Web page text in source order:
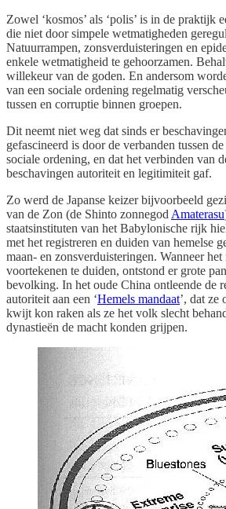
Zowel ‘kosmos’ als ‘polis’ is in de praktijk
die niet door simpele wetmatigheden
Natuurrampen, zonsverduisteringen en
enkele wetmatigheid te gehoorzamen.
willekeur van de goden. En andersom
van een sociale ordening regelmatig
tussen en corruptie binnen groepen.
Dit neemt niet weg dat sinds er
gefascineerd is door de verbanden tussen
sociale ordening, en dat het verbinden van
beschavingen autoriteit en legitimiteit gaf.
Zo werd de Japanse keizer bijvoorbeeld
van de Zon (de Shinto zonnegod Amaterasu
staatsinstituten van het Babylonische rijk
met het registreren en duiden van hemelse
maan- en zonsverduisteringen. Wanneer
voortekenen te duiden, ontstond er grote
bevolking. In het oude China ontleende de
autoriteit aan een ‘Hemels mandaat’, dat ze
kwijt kon raken als ze het volk slecht
dynastieën de macht konden grijpen.